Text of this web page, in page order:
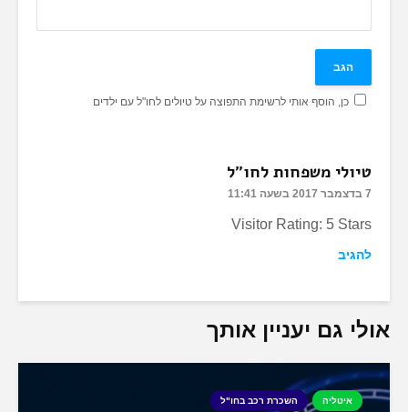
כן, הוסף אותי לרשימת התפוצה על טיולים לחו"ל עם ילדים
טיולי משפחות לחו"ל
7 בדצמבר 2017 בשעה 11:41
Visitor Rating: 5 Stars
להגיב
אולי גם יעניין אותך
איטליה השכרת רכב בחו"ל